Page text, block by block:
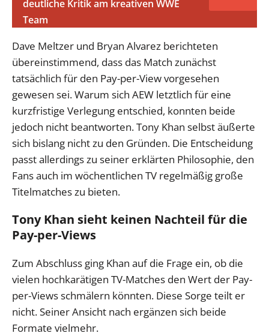
deutliche Kritik am kreativen WWE
Team
Dave Meltzer und Bryan Alvarez berichteten
übereinstimmend, dass das Match zunächst
tatsächlich für den Pay-per-View vorgesehen
gewesen sei. Warum sich AEW letztlich für eine
kurzfristige Verlegung entschied, konnten beide
jedoch nicht beantworten. Tony Khan selbst äußerte
sich bislang nicht zu den Gründen. Die Entscheidung
passt allerdings zu seiner erklärten Philosophie, den
Fans auch im wöchentlichen TV regelmäßig große
Titelmatches zu bieten.
Tony Khan sieht keinen Nachteil für die
Pay-per-Views
Zum Abschluss ging Khan auf die Frage ein, ob die
vielen hochkarätigen TV-Matches den Wert der Pay-
per-Views schmälern könnten. Diese Sorge teilt er
nicht. Seiner Ansicht nach ergänzen sich beide
Formate vielmehr.